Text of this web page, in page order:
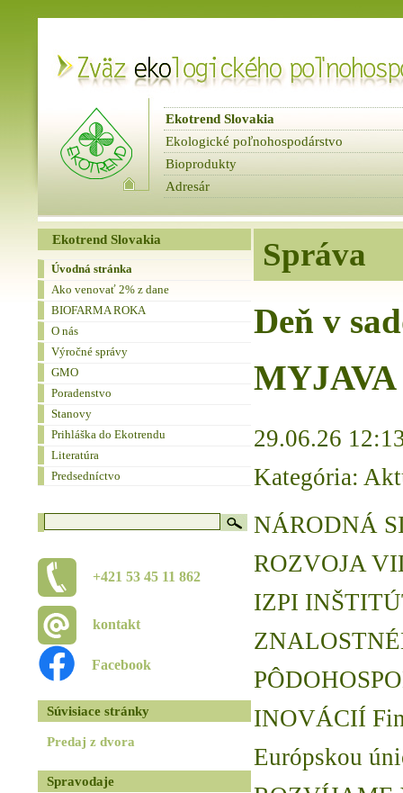
Ekotrend Slovakia
Ekologické poľnohospodárstvo
Bioprodukty
Adresár
Spravodaje
Ekotrend Slovakia
Úvodná stránka
Ako venovať 2% z dane
BIOFARMA ROKA
O nás
Výročné správy
GMO
Poradenstvo
Stanovy
Prihláška do Ekotrendu
Literatúra
Predsedníctvo
+421 53 45 11 862
kontakt
Facebook
Súvisiace stránky
Predaj z dvora
Spravodaje
Správa
Deň v
MYJAVA
29.06.26
Kategória:
NÁRODNÁ
ROZVOJA
IZPI
INOVÁCIÍ
Európskou